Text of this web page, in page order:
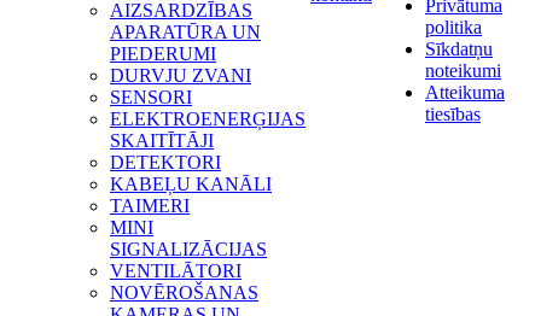
AIZSARDZĪBAS
APARATŪRA UN
PIEDERUMI
DURVJU ZVANI
SENSORI
ELEKTROENERĢIJAS
SKAITĪTĀJI
DETEKTORI
KABEĻU KANĀLI
TAIMERI
MINI
SIGNALIZĀCIJAS
VENTILĀTORI
NOVĒROŠANAS
Privātuma
politika
Sīkdatņu
noteikumi
Atteikuma
tiesības